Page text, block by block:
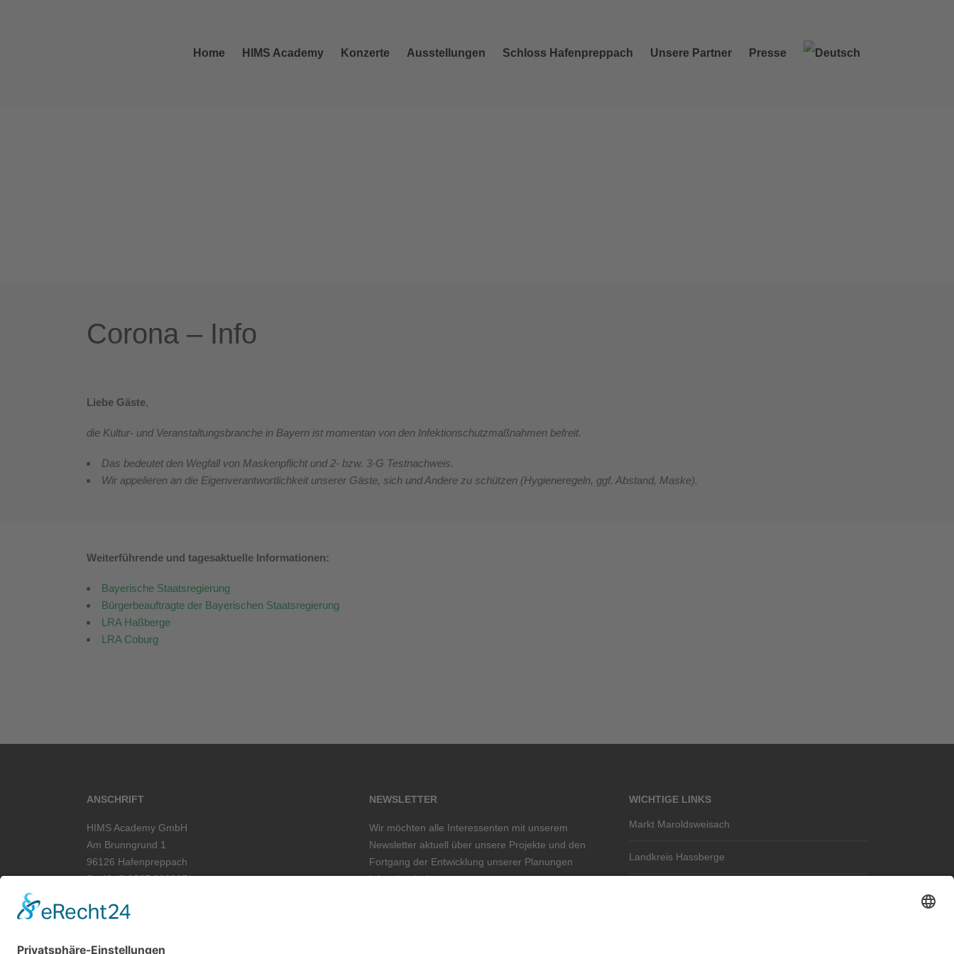
Home HIMS Academy Konzerte Ausstellungen Schloss Hafenpreppach Unsere Partner Presse
Corona – Info
Liebe Gäste,
die Kultur- und Veranstaltungsbranche in Bayern ist momentan von den Infektionschutzmaßnahmen befreit.
Das bedeutet den Wegfall von Maskenpflicht und 2- bzw. 3-G Testnachweis.
Wir appelieren an die Eigenverantwortlichkeit unserer Gäste, sich und Andere zu schützen (Hygieneregeln, ggf. Abstand, Maske).
Weiterführende und tagesaktuelle Informationen:
Bayerische Staatsregierung
Bürgerbeauftragte der Bayerischen Staatsregierung
LRA Haßberge
LRA Coburg
ANSCHRIFT
HIMS Academy GmbH
Am Brunngrund 1
96126 Hafenpreppach
+49 (0)9567 9893071
NEWSLETTER
Wir möchten alle Interessenten mit unserem
Newsletter aktuell über unsere Projekte und den
Fortgang der Entwicklung unserer Planungen
informiert halten.
WICHTIGE LINKS
Markt Maroldsweisach
Landkreis Hassberge